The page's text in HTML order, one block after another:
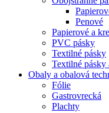
Penové
Papierové a
PVC pásky
Textilné pásky
Textilné pásky
Obaly a obalová
Fólie
Gastrovrecká
Plachty